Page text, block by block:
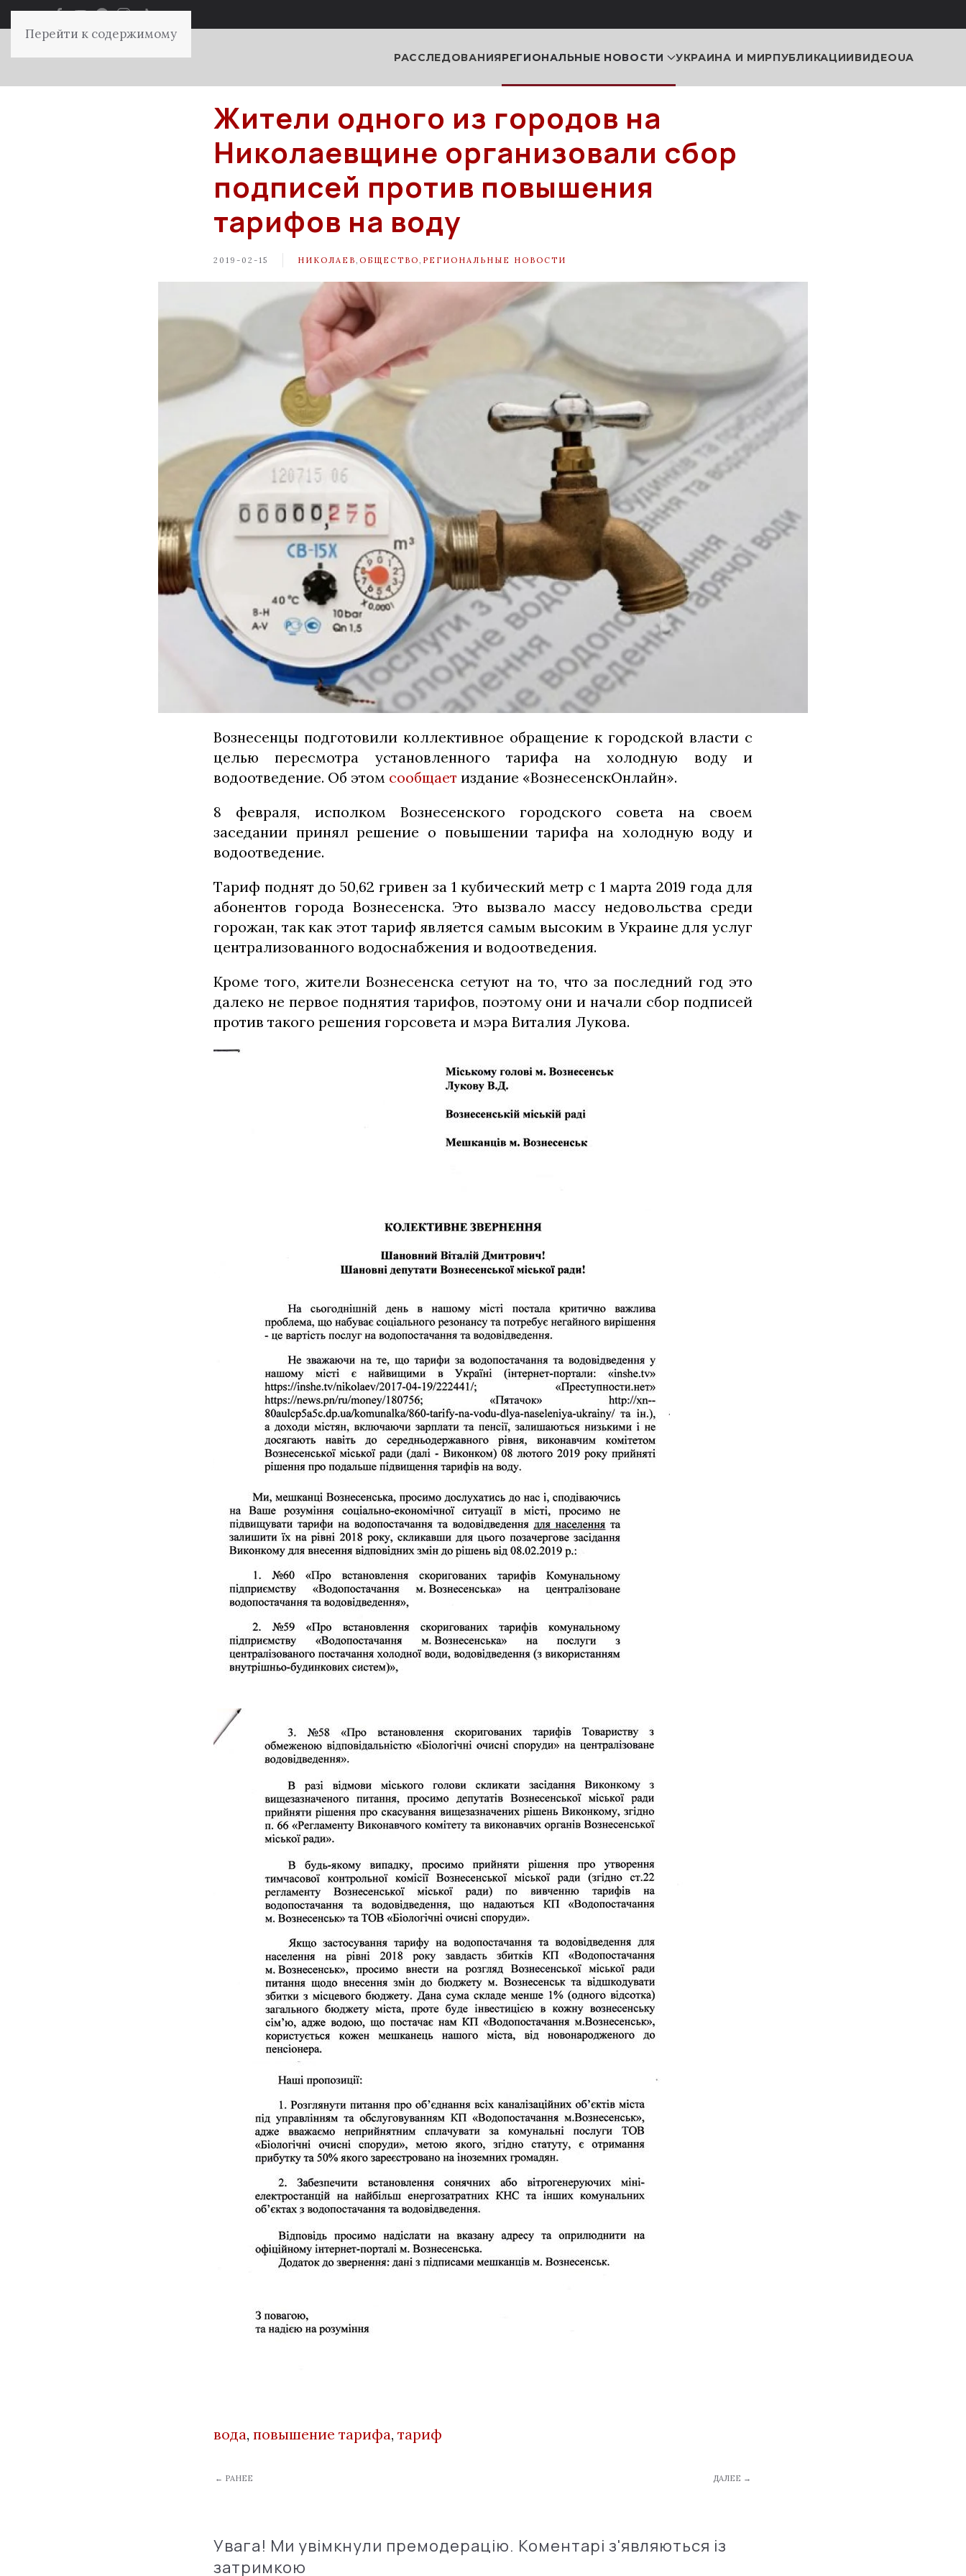
Перейти к содержимому
РАССЛЕДОВАНИЯРЕГИОНАЛЬНЫЕ НОВОСТИ УКРАИНА И МИРПУБЛИКАЦИИВИДЕОUA
Жители одного из городов на
Николаевщине организовали сбор
подписей против повышения
тарифов на воду
2019-02-15 НИКОЛАЕВ ОБЩЕСТВО РЕГИОНАЛЬНЫЕ НОВОСТИ
Вознесенцы подготовили коллективное обращение к городской власти с
целью пересмотра установленного тарифа на холодную воду и
водоотведение. Об этом сообщает издание «ВознесенскОнлайн».
8 февраля, исполком Вознесенского городского совета на своем
заседании принял решение о повышении тарифа на холодную воду и
водоотведение.
Тариф поднят до 50,62 гривен за 1 кубический метр с 1 марта 2019 года для
абонентов города Вознесенска. Это вызвало массу недовольства среди
горожан, так как этот тариф является самым высоким в Украине для услуг
централизованного водоснабжения и водоотведения.
Кроме того, жители Вознесенска сетуют на то, что за последний год это
далеко не первое поднятия тарифов, поэтому они и начали сбор подписей
против такого решения горсовета и мэра Виталия Лукова.
вода, повышение тарифа, тариф
← РАНЕЕ ДАЛЕЕ →
Увага! Ми увімкнули премодерацію. Коментарі з'являються із
затримкою